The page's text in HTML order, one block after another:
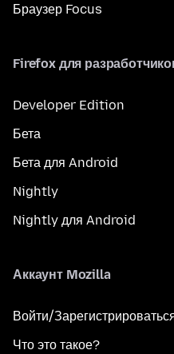
Браузер Focus
Firefox для
Developer Edition
Бета
Бета для Android
Nightly
Nightly для Android
Аккаунт Mozilla
Войти/
Что это такое?